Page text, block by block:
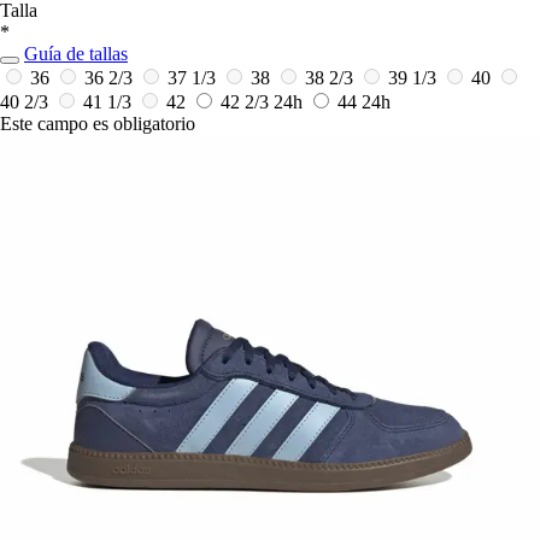
Talla
*
Guía de tallas
36
36 2/3 37 1/3 38 38 2/3 39 1/3
40
40 2/3
41 1/3 42 42 2/3 24h 44 24h
Este campo es obligatorio